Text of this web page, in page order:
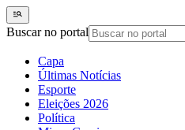
Buscar no portal
Capa
Últimas Notícias
Esporte
Eleições 2026
Política